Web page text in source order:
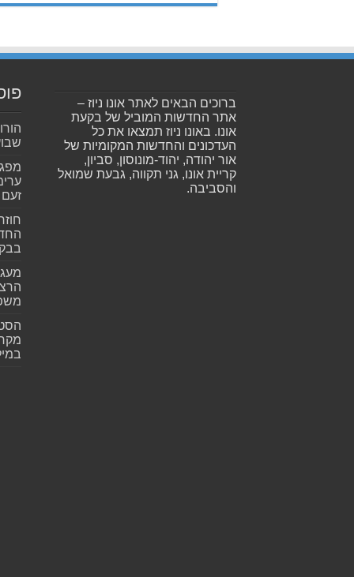
ברוכים הבאים לאתר אונו ניוז –
אתר החדשות המוביל של בקעת
אונו. באונו ניוז תמצאו את כל
העדכונים והחדשות המקומיות של
אור יהודה, יהוד-מונוסון, סביון,
קריית אונו, גני תקווה, גבעת שמואל
והסביבה.
שבועית
זעם